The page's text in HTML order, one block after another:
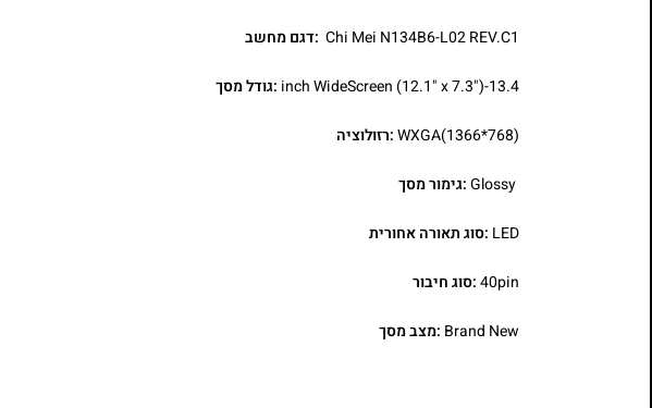
Chi Mei N134B6-L02 REV.C1 :דגם מחשב
13.4-inch WideScreen (12.1" x 7.3") :גודל מסך
WXGA(1366*768):רזולוציה
Glossy:גימור מסך
LED :סוג תאורה אחורית
40pin:סוג חיבור
Brand New :מצב מסך